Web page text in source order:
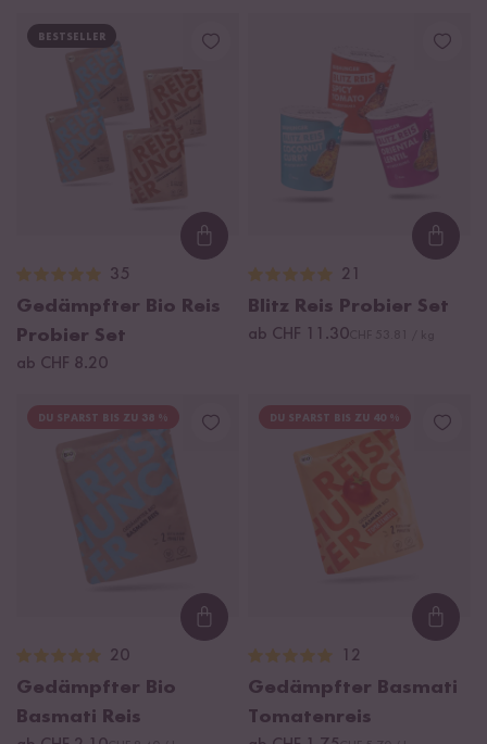
BESTSELLER
Loading...
35
Gedämpfter Bio Reis
Probier Set
ab CHF 8.20
21
Blitz Reis Probier Set
ab CHF 11.30
DU SPARST BIS ZU 38 %
Loading...
20
Gedämpfter Bio
Basmati Reis
DU SPARST BIS ZU 40 %
12
Gedämpfter Basmati
Tomatenreis